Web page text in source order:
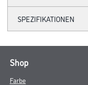
SPEZIFIKATIONEN
Shop
Farbe